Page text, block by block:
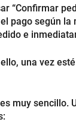
“Confirmar
según
e
una vez
muy